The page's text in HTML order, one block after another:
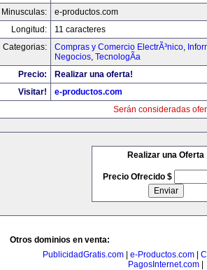
Minusculas:
e-productos.com
Longitud:
11 caracteres
Categorias:
Compras y Comercio ElectrÃ³nico,
Negocios, TecnologÃ­a
Precio:
Realizar una oferta!
Visitar!
e-productos.com
Serán consideradas
Realizar una Oferta
Precio Ofrecido $
Otros dominios en venta:
PublicidadGratis.com
e-Productos.com
PagosInternet.com